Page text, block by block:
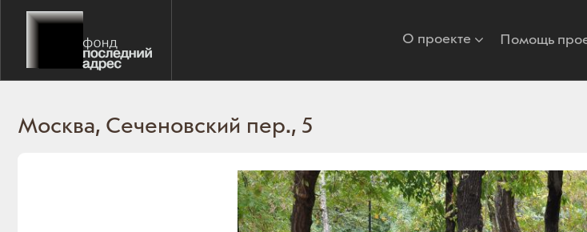
О проекте Помощь
Москва, Сеченовский пер., 5